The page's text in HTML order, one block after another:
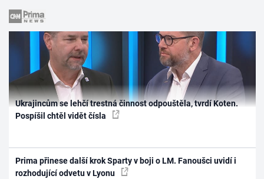
Ukrajincům se lehčí trestná činnost odpouštěla, tvrdí Koten.
Pospíšil chtěl vidět čísla
Prima přinese další krok Sparty v boji o LM. Fanoušci uvidí i
rozhodující odvetu v Lyonu